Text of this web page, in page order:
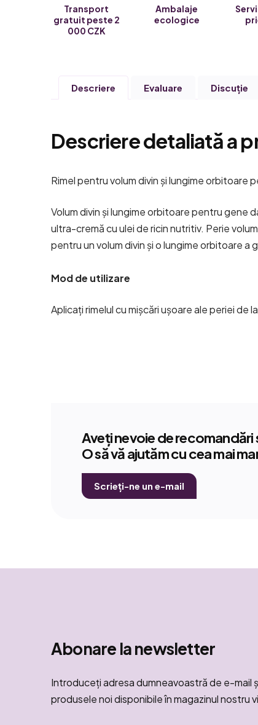
Transport
gratuit peste 2
000 CZK
Ambalaje
ecologice
Descriere Evaluare Discuţie
Descriere detaliată a
Rimel pentru volum divin și lungime orbitoare
Volum divin și lungime orbitoare pentru gene
ultra-cremă cu ulei de ricin nutritiv. Perie
pentru un volum divin și o lungime orbitoare a
Mod de utilizare
Aplicați rimelul cu mișcări ușoare ale periei de
Aveți nevoie de recomandări
O să vă ajutăm cu cea mai
Scrieți-ne un e-mail
Abonare la newsletter
Introduceţi adresa dumneavoastră de e-mail
produsele noi disponibile în magazinul nostru